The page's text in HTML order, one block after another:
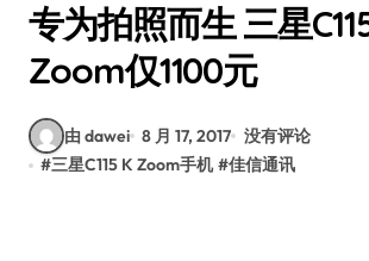
专为拍照而生 三星
Zoom仅1100元
由 dawei 8 月 17, 2017 没有评论
#三星C115 K Zoom手机 #佳信通讯